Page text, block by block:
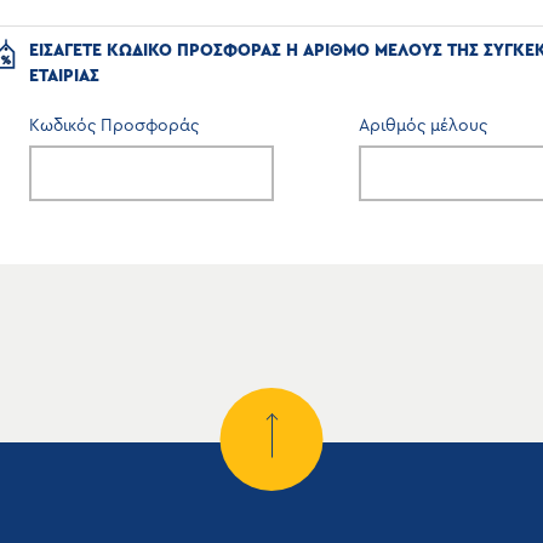
ΕΙΣΑΓΕΤΕ ΚΩΔΙΚΟ ΠΡΟΣΦΟΡΑΣ Η ΑΡΙΘΜΟ ΜΕΛΟΥΣ ΤΗΣ
ΕΤΑΙΡΙΑΣ
Κωδικός Προσφοράς Αριθμός μέλους